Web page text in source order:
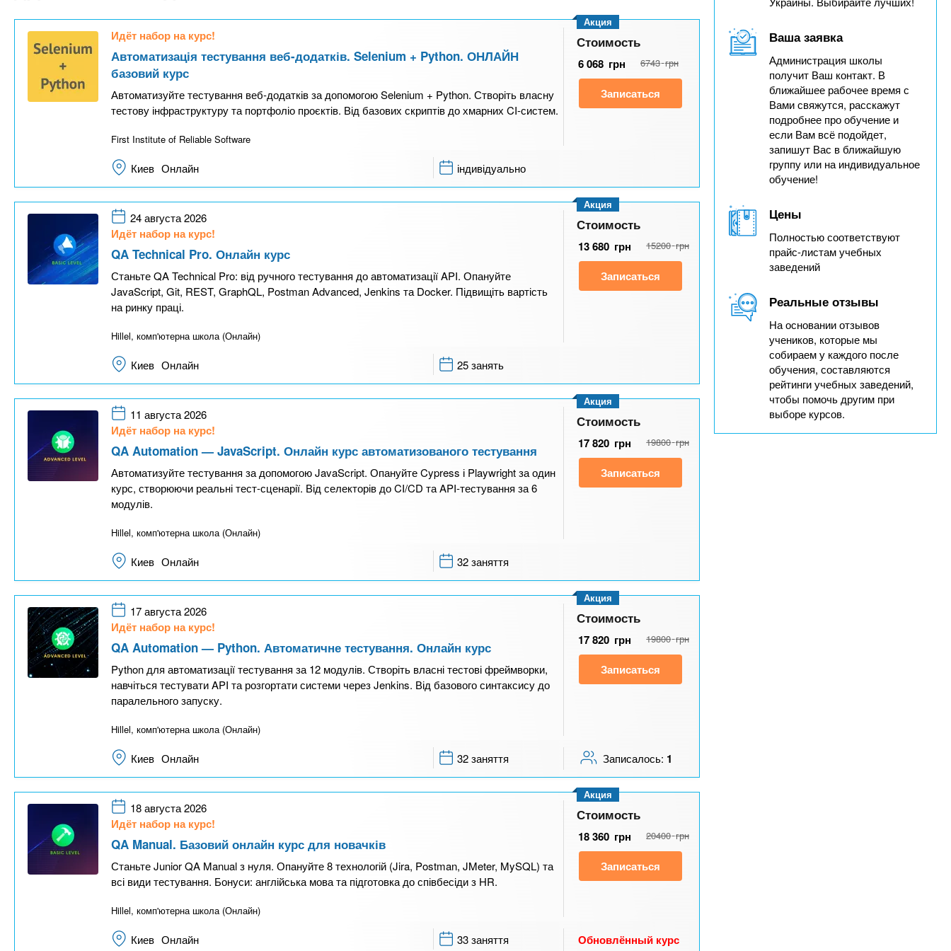
n
s
n
o
й
Идёт набор на курс!
Автоматизація тестування веб-додатків. Selenium + Python. ОНЛАЙН
базовий курс
Автоматизуйте тестування веб-додатків за допомогою Selenium + Python. Створіть власну
тестову інфраструктуру та портфоліо проєктів. Від базових скриптів до хмарних CI-систем.
First Institute of Reliable Software
Акция
Стоимость
6 068 грн 6743 грн
Записаться
Киев Онлайн індивідуально
24 августа 2026
Идёт набор на курс!
QA Technical Pro. Онлайн курс
Станьте QA Technical Pro: від ручного тестування до автоматизації API. Опануйте
JavaScript, Git, REST, GraphQL, Postman Advanced, Jenkins та Docker. Підвищіть вартість
на ринку праці.
Hillel, комп'ютерна школа (Онлайн)
Акция
Стоимость
13 680 грн 15200 грн
Записаться
Киев Онлайн 25 занять
11 августа 2026
Идёт набор на курс!
QA Automation — JavaScript. Онлайн курс автоматизованого тестування
Автоматизуйте тестування за допомогою JavaScript. Опануйте Cypress і Playwright за один
курс, створюючи реальні тест-сценарії. Від селекторів до CI/CD та API-тестування за 6
модулів.
Hillel, комп'ютерна школа (Онлайн)
Акция
Стоимость
17 820 грн 19800 грн
Записаться
Киев Онлайн 32 заняття
17 августа 2026
Идёт набор на курс!
QA Automation — Python. Автоматичне тестування. Онлайн курс
Python для автоматизації тестування за 12 модулів. Створіть власні тестові фреймворки,
навчіться тестувати API та розгортати системи через Jenkins. Від базового синтаксису до
паралельного запуску.
Hillel, комп'ютерна школа (Онлайн)
Акция
Стоимость
17 820 грн 19800 грн
Записаться
Киев Онлайн 32 заняття Записалось: 1
18 августа 2026
Идёт набор на курс!
QA Manual. Базовий онлайн курс для новачків
Станьте Junior QA Manual з нуля. Опануйте 8 технологій (Jira, Postman, JMeter, MySQL) та
всі види тестування. Бонуси: англійська мова та підготовка до співбесіди з HR.
Hillel, комп'ютерна школа (Онлайн)
Акция
Стоимость
18 360 грн 20400 грн
Записаться
Киев Онлайн 33 заняття Обновлённый курс
Ваша заявка
Администрация школы
получит Ваш контакт. В
ближайшее рабочее время с
Вами свяжутся, расскажут
подробнее про обучение и
если Вам всё подойдет,
запишут Вас в ближайшую
группу или на индивидуальное
обучение!
Цены
Полностью соответствуют
прайс-листам учебных
заведений
Реальные отзывы
На основании отзывов
учеников, которые мы
собираем у каждого после
обучения, составляются
рейтинги учебных заведений,
чтобы помочь другим при
выборе курсов.